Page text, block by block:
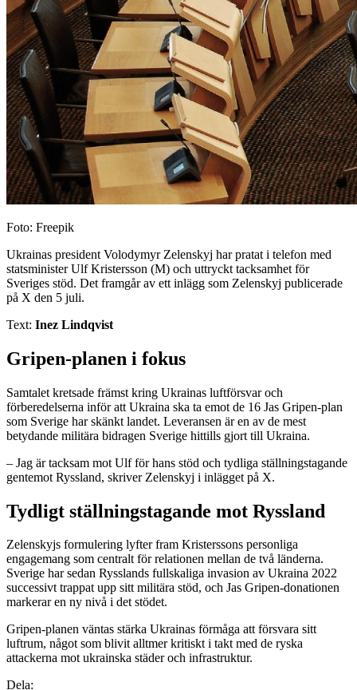
Foto: Freepik
Ukrainas president Volodymyr Zelenskyj har pratat i telefon med
statsminister Ulf Kristersson (M) och uttryckt tacksamhet för
Sveriges stöd. Det framgår av ett inlägg som Zelenskyj publicerade
på X den 5 juli.
Text: Inez Lindqvist
Gripen-planen i fokus
Samtalet kretsade främst kring Ukrainas luftförsvar och
förberedelserna inför att Ukraina ska ta emot de 16 Jas Gripen-plan
som Sverige har skänkt landet. Leveransen är en av de mest
betydande militära bidragen Sverige hittills gjort till Ukraina.
– Jag är tacksam mot Ulf för hans stöd och tydliga ställningstagande
gentemot Ryssland, skriver Zelenskyj i inlägget på X.
Tydligt ställningstagande mot Ryssland
Zelenskyjs formulering lyfter fram Kristerssons personliga
engagemang som centralt för relationen mellan de två länderna.
Sverige har sedan Rysslands fullskaliga invasion av Ukraina 2022
successivt trappat upp sitt militära stöd, och Jas Gripen-donationen
markerar en ny nivå i det stödet.
Gripen-planen väntas stärka Ukrainas förmåga att försvara sitt
luftrum, något som blivit alltmer kritiskt i takt med de ryska
attackerna mot ukrainska städer och infrastruktur.
Dela: